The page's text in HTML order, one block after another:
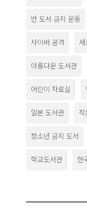
반 도서 금지 운동
사이버 공격 새
아름다운 도서관
어린이 자료실
일본 도서관 작
청소년 금지 도서
학교도서관 한